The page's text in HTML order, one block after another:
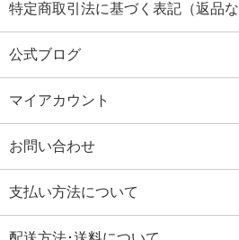
特定商取引法に基づく表記（返品な
公式ブログ
マイアカウント
お問い合わせ
支払い方法について